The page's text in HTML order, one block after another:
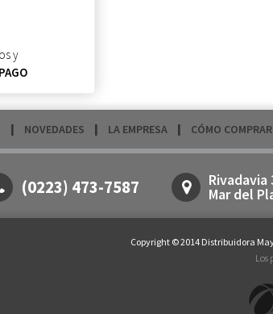
y
NOVEDADES LA EMPRESA CÓMO
(0223) 473-7587 Rivadavia
Mar del
Copyright © 2014 Distribuidora
Los